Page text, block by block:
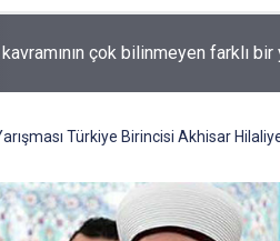
olmanın ölçüsü nedir?
Türkiye Birincisi Akhisar